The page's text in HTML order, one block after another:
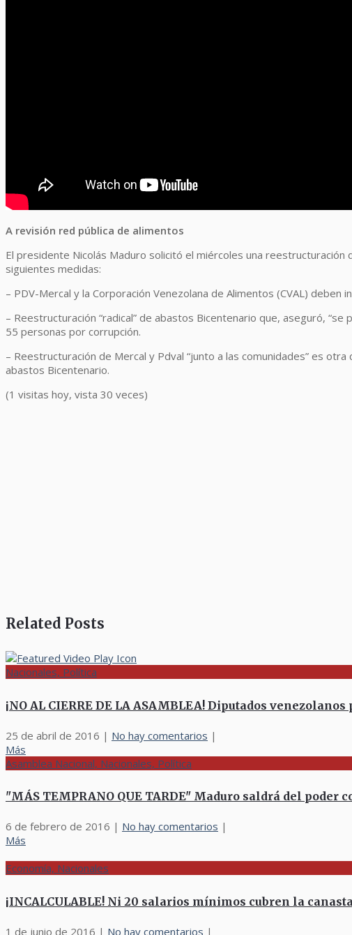
A revisión red pública de alimentos
El presidente Nicolás Maduro solicitó el miércoles una
siguientes medidas:
– PDV-Mercal y la Corporación Venezolana de Alimentos (CVAL)
– Reestructuración “radical” de abastos Bicentenario que, aseguró,
55 personas por corrupción.
– Reestructuración de Mercal y Pdval “junto a las comunidades” es
abastos Bicentenario.
(1 visitas hoy, vista 30 veces)
Related Posts
Nacionales, Política
¡NO AL CIERRE DE LA ASAMBLEA! Diputados
25 de abril de 2016 | No hay comentarios |
Más
Asamblea Nacional, Nacionales, Política
"MÁS TEMPRANO QUE TARDE" Maduro saldrá del
6 de febrero de 2016 | No hay comentarios |
Más
Economía, Nacionales
¡INCALCULABLE! Ni 20 salarios mínimos cubren la
1 de junio de 2016 | No hay comentarios |